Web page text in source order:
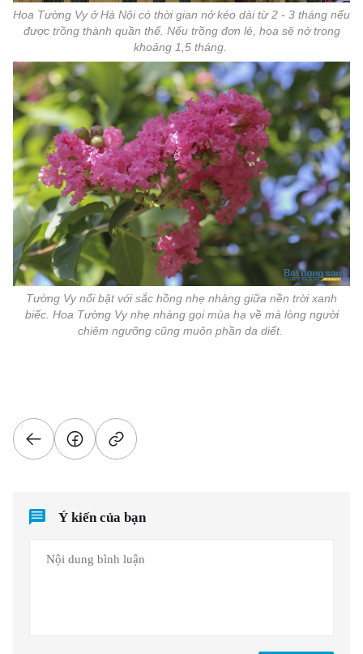
Hoa Tường Vy ở Hà Nội có thời gian nở kéo dài từ 2 - 3 tháng nếu
được trồng thành quần thể. Nếu trồng đơn lẻ, hoa sẽ nở trong
khoảng 1,5 tháng.
Tường Vy nổi bật với sắc hồng nhẹ nhàng giữa nền trời xanh
biếc. Hoa Tường Vy nhẹ nhàng gọi mùa hạ về mà lòng người
chiêm ngưỡng cũng muôn phần da diết.
Ý kiến của bạn